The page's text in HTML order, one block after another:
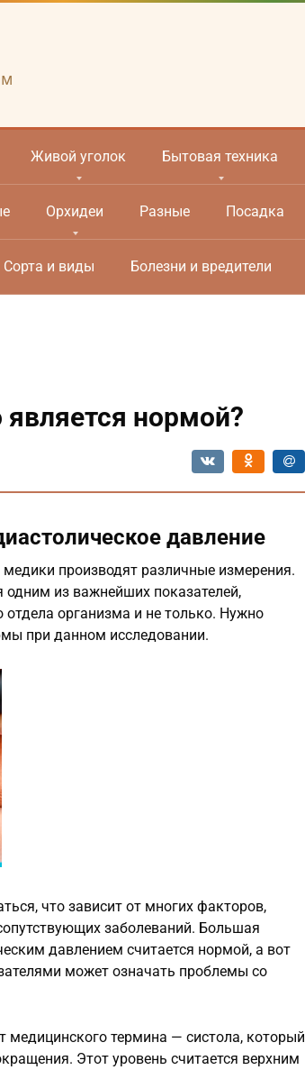
Живой уголок Бытовая техника
Орхидеи Разные Посадка
Сорта и виды Болезни и вредители
является нормой?
давление
производят различные измерения.
одним из важнейших показателей,
организма и не только. Нужно
при данном исследовании.
что зависит от многих факторов,
заболеваний. Большая
давлением считается нормой, а вот
может означать проблемы со
медицинского термина — систола, который
Этот уровень считается верхним